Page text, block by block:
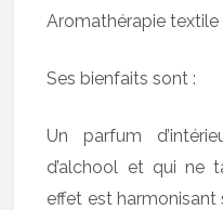
Aromathérapie textile
Ses bienfaits sont :
Un parfum
d’alchool et qui ne
effet est